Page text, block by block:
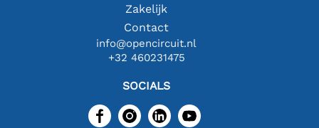
Zakelijk
Contact
info@opencircuit.nl
+32 460231475
SOCIALS